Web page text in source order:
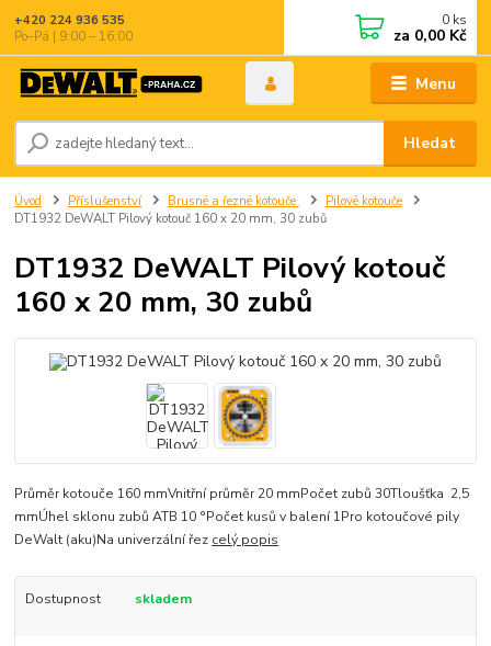
Menu
Hledat
+420 224 936 535
Po–Pá | 9:00 – 16:00
0 ks
za 0,00 Kč
Úvod Příslušenství Brusné a řezné kotouče
Pilové kotouče
DT1932 DeWALT Pilový kotouč 160 x 20 mm, 30 zubů
DT1932 DeWALT Pilový kotouč
160 x 20 mm, 30 zubů
Průměr kotouče 160 mmVnitřní průměr 20 mmPočet zubů 30Tloušťka 2,5
mmÚhel sklonu zubů ATB 10 °Počet kusů v balení 1Pro kotoučové pily
DeWalt (aku)Na univerzální řez celý popis
Dostupnost skladem